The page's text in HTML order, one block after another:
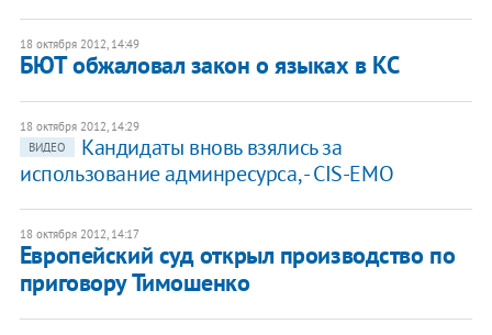
18 октября 2012, 14:49
БЮТ обжаловал закон о языках в КС
18 октября 2012, 14:29
ВИДЕО
Кандидаты вновь взялись за
использование админресурса, - CIS-EMO
18 октября 2012, 14:17
Европейский суд открыл производство по
приговору Тимошенко